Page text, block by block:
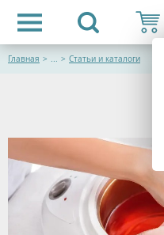
Главная > ... > Статьи и каталоги